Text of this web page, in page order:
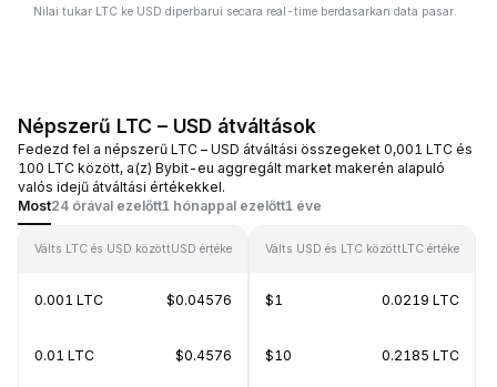
Nilai tukar LTC ke USD diperbarui secara real-time berdasarkan data pasar.
Népszerű LTC – USD átváltások
Fedezd fel a népszerű LTC – USD átváltási összegeket 0,001 LTC és
100 LTC között, a(z) Bybit-eu aggregált market makerén alapuló
valós idejű átváltási értékekkel.
Most24 órával ezelőtt1 hónappal ezelőtt1 éve
Válts LTC és USD közöttUSD értéke
0.001 LTC $0.04576
0.01 LTC $0.4576
Válts USD és LTC közöttLTC értéke
$1 0.0219 LTC
$10 0.2185 LTC